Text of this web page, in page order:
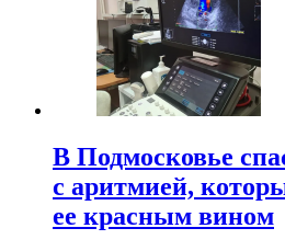
В Подмосковье
с аритмией,
ее красным вином